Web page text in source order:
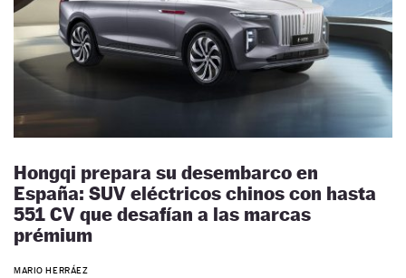
Hongqi prepara su desembarco en
España: SUV eléctricos chinos con hasta
551 CV que desafían a las marcas
prémium
MARIO HERRÁEZ